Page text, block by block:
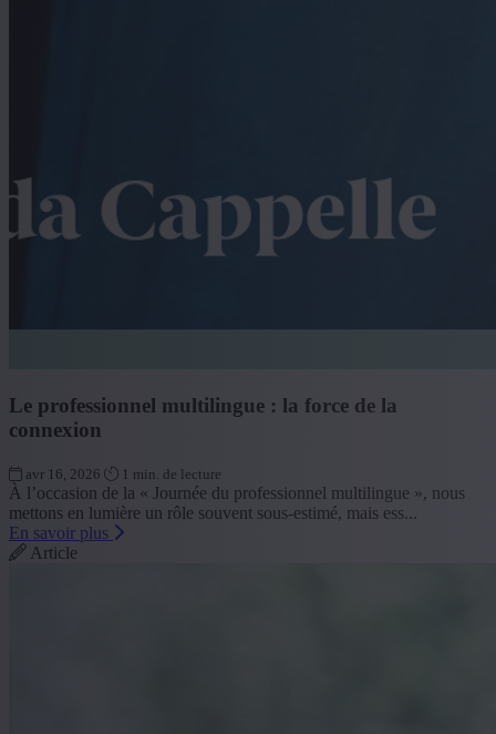
Le professionnel multilingue : la force de la
connexion
avr 16, 2026 1 min. de lecture
À l’occasion de la « Journée du professionnel multilingue », nous
mettons en lumière un rôle souvent sous-estimé, mais ess...
En savoir plus
Article